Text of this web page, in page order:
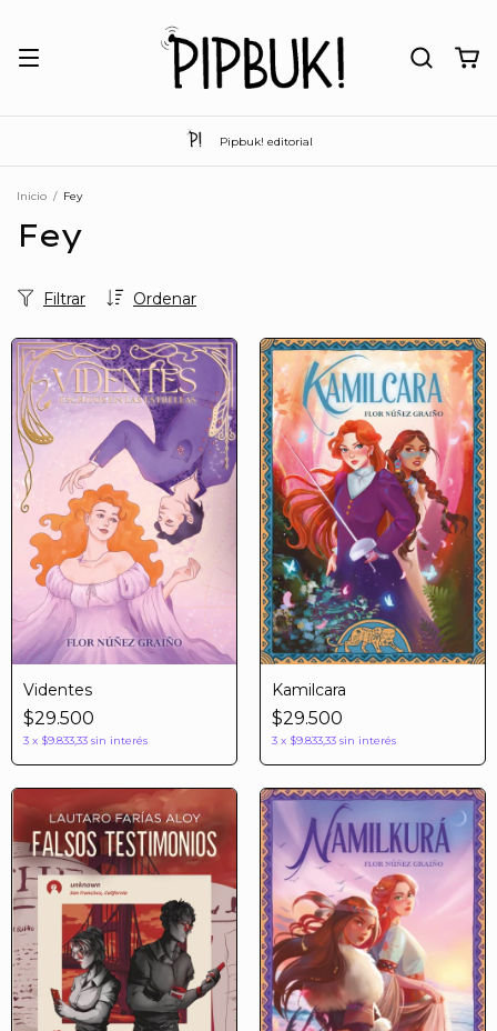
Pipbuk! editorial
Inicio / Fey
Fey
Ordenar
Filtrar
Videntes
$29.500
3 x $9.833,33 sin interés
Kamilcara
$29.500
3 x $9.833,33 sin interés